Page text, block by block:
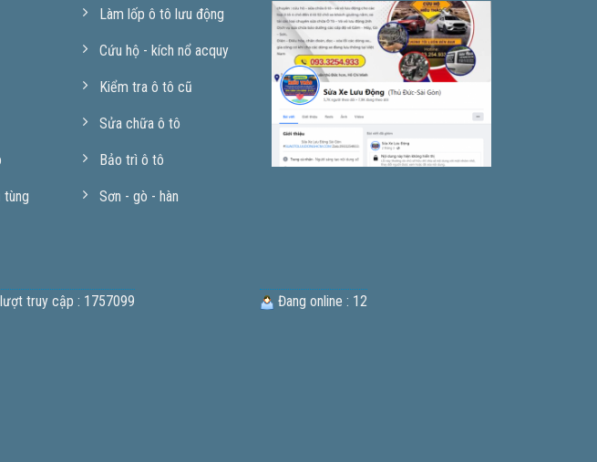
tùng
Làm lốp ô tô lưu động
Cứu hộ - kích nổ acquy
Kiểm tra ô tô cũ
Sửa chữa ô tô
Bảo trì ô tô
Sơn - gò - hàn
truy cập : 1757099 Đang online : 12